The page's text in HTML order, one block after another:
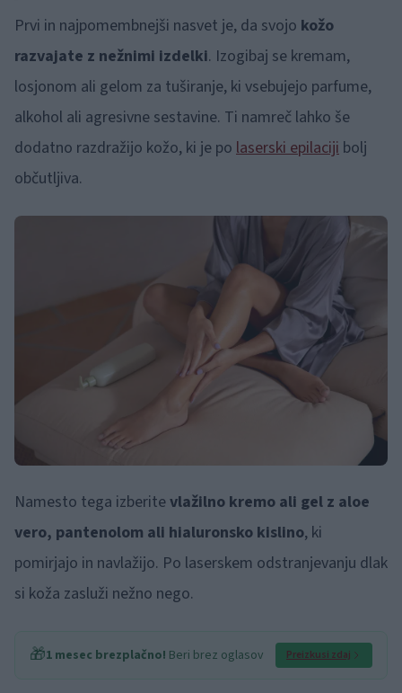
Prvi in najpomembnejši nasvet je, da svojo kožo
razvajate z nežnimi izdelki. Izogibaj se kremam,
losjonom ali gelom za tuširanje, ki vsebujejo parfume,
alkohol ali agresivne sestavine. Ti namreč lahko še
dodatno razdražijo kožo, ki je po laserski epilaciji bolj
občutljiva.
Namesto tega izberitevlažilno kremo ali gel z aloe
vero, pantenolom ali hialuronsko kislino, ki
pomirjajo in navlažijo. Po laserskem odstranjevanju dlak
si koža zasluži nežno nego.
🎁1 mesec brezplačno! Beri brez oglasov Preizkusi zdaj